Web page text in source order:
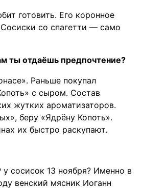
готовить. Его коронное
со спагетти — само
ты отдаёшь предпочтение?
Раньше покупал
с сыром. Состав
жутких ароматизаторов.
беру «Ядрёну Копоть».
их быстро раскупают.
сосисок 13 ноября? Именно в
венский мясник Иоганн